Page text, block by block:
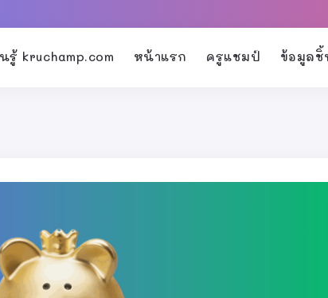
kruchamp.com หน้าแรก ครูแชมป์ ข้อมูล